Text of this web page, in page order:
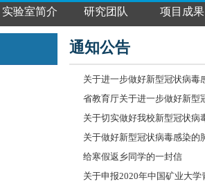
实验室简介 研究团队 项目成果
通知公告
关于进一步做好新型冠状病毒
省教育厅关于进一步做好新型
关于切实做好我校新型冠状病
关于做好新型冠状病毒感染的
给寒假返乡同学的一封信
关于申报2020年中国矿业大